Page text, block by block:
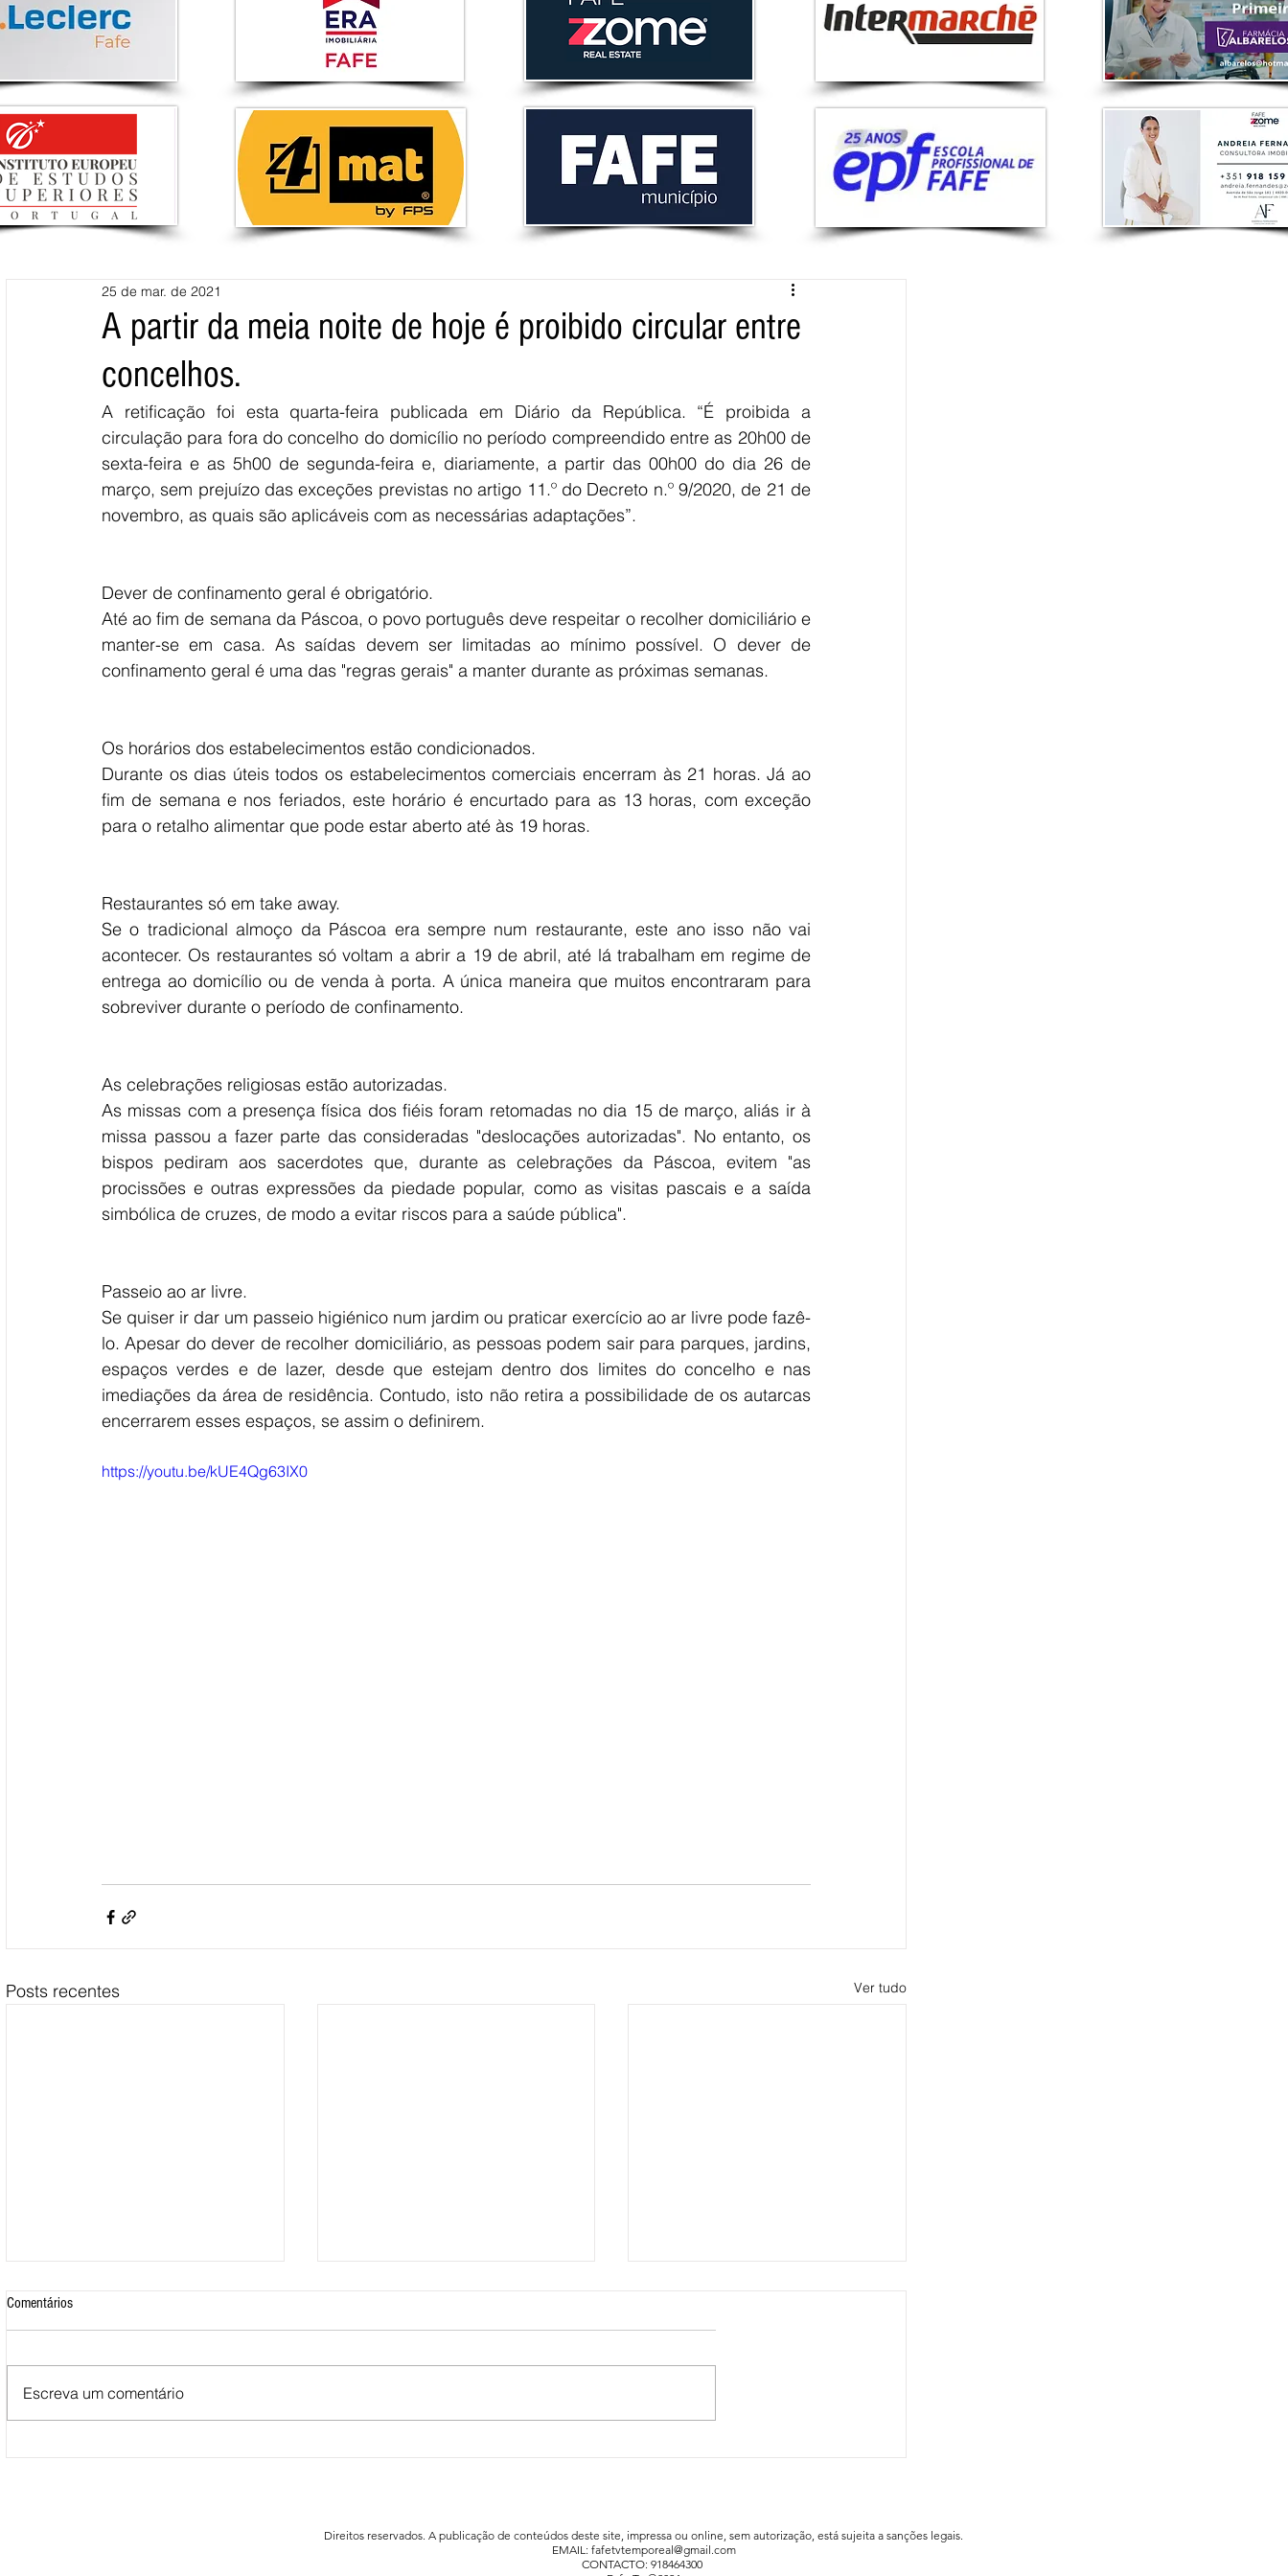
A partir da meia noite de hoje é proibido circular entre
concelhos.
25 de mar. de 2021
A retificação foi esta quarta-feira publicada em Diário da República. “É proibida a
circulação para fora do concelho do domicílio no período compreendido entre as 20h00 de
sexta-feira e as 5h00 de segunda-feira e, diariamente, a partir das 00h00 do dia 26 de
março, sem prejuízo das exceções previstas no artigo 11.º do Decreto n.º 9/2020, de 21 de
novembro, as quais são aplicáveis com as necessárias adaptações”.
Dever de confinamento geral é obrigatório.
Até ao fim de semana da Páscoa, o povo português deve respeitar o recolher domiciliário e
manter-se em casa. As saídas devem ser limitadas ao mínimo possível. O dever de
confinamento geral é uma das "regras gerais" a manter durante as próximas semanas.
Os horários dos estabelecimentos estão condicionados.
Durante os dias úteis todos os estabelecimentos comerciais encerram às 21 horas. Já ao
fim de semana e nos feriados, este horário é encurtado para as 13 horas, com exceção
para o retalho alimentar que pode estar aberto até às 19 horas.
Restaurantes só em take away.
Se o tradicional almoço da Páscoa era sempre num restaurante, este ano isso não vai
acontecer. Os restaurantes só voltam a abrir a 19 de abril, até lá trabalham em regime de
entrega ao domicílio ou de venda à porta. A única maneira que muitos encontraram para
sobreviver durante o período de confinamento.
As celebrações religiosas estão autorizadas.
As missas com a presença física dos fiéis foram retomadas no dia 15 de março, aliás ir à
missa passou a fazer parte das consideradas "deslocações autorizadas". No entanto, os
bispos pediram aos sacerdotes que, durante as celebrações da Páscoa, evitem "as
procissões e outras expressões da piedade popular, como as visitas pascais e a saída
simbólica de cruzes, de modo a evitar riscos para a saúde pública".
Passeio ao ar livre.
Se quiser ir dar um passeio higiénico num jardim ou praticar exercício ao ar livre pode fazê-
lo. Apesar do dever de recolher domiciliário, as pessoas podem sair para parques, jardins,
espaços verdes e de lazer, desde que estejam dentro dos limites do concelho e nas
imediações da área de residência. Contudo, isto não retira a possibilidade de os autarcas
encerrarem esses espaços, se assim o definirem.
https://youtu.be/kUE4Qg63IX0
Posts recentes Ver tudo
Comentários
Escreva um comentário
Direitos reservados. A publicação de conteúdos deste site, impressa ou online, sem autorização, está sujeita a sanções legais.
EMAIL: fafetvtemporeal@gmail.com
CONTACTO: 918464300